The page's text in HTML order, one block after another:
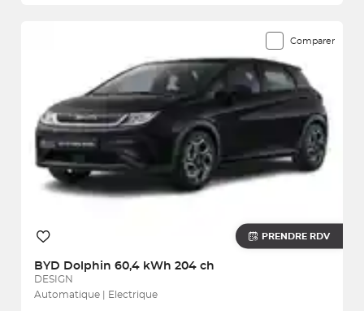
Comparer
PRENDRE RDV
BYD Dolphin 60,4 kWh 204 ch
DESIGN
Automatique | Electrique